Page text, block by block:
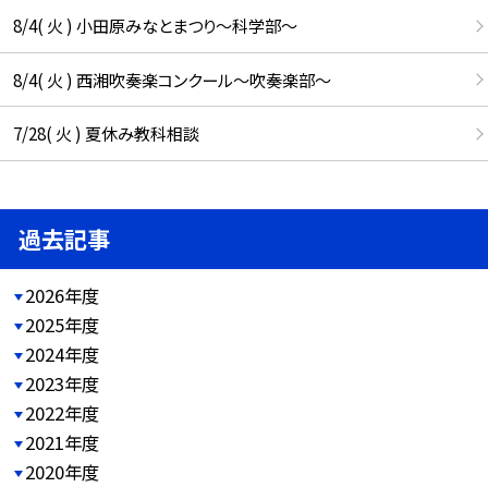
8/4( 火 ) 小田原みなとまつり～科学部～
8/4( 火 ) 西湘吹奏楽コンクール～吹奏楽部～
7/28( 火 ) 夏休み教科相談
過去記事
2026年度
2025年度
2024年度
2023年度
2022年度
2021年度
2020年度